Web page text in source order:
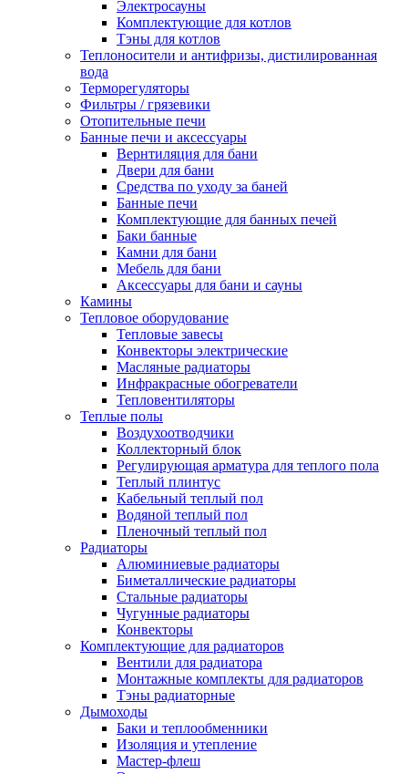
Электросауны
Комплектующие для котлов
Тэны для котлов
Теплоносители и антифризы, дистилированная
вода
Терморегуляторы
Фильтры / грязевики
Отопительные печи
Банные печи и аксессуары
Вернтиляция для бани
Двери для бани
Средства по уходу за баней
Банные печи
Комплектующие для банных печей
Баки банные
Камни для бани
Мебель для бани
Аксессуары для бани и сауны
Камины
Тепловое оборудование
Тепловые завесы
Конвекторы электрические
Масляные радиаторы
Инфракрасные обогреватели
Тепловентиляторы
Теплые полы
Воздухоотводчики
Коллекторный блок
Регулирующая арматура для теплого пола
Теплый плинтус
Кабельный теплый пол
Водяной теплый пол
Пленочный теплый пол
Радиаторы
Алюминиевые радиаторы
Биметаллические радиаторы
Стальные радиаторы
Чугунные радиаторы
Конвекторы
Комплектующие для радиаторов
Вентили для радиатора
Монтажные комплекты для радиаторов
Тэны радиаторные
Дымоходы
Баки и теплообменники
Изоляция и утепление
Мастер-флеш